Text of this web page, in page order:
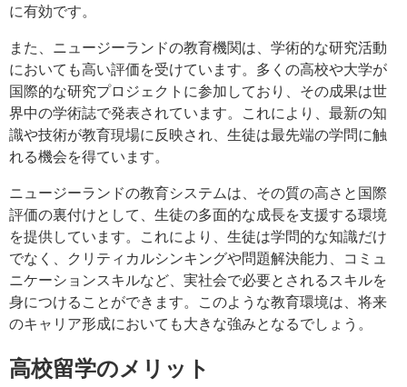
に有効です。
また、ニュージーランドの教育機関は、学術的な研究活動
においても高い評価を受けています。多くの高校や大学が
国際的な研究プロジェクトに参加しており、その成果は世
界中の学術誌で発表されています。これにより、最新の知
識や技術が教育現場に反映され、生徒は最先端の学問に触
れる機会を得ています。
ニュージーランドの教育システムは、その質の高さと国際
評価の裏付けとして、生徒の多面的な成長を支援する環境
を提供しています。これにより、生徒は学問的な知識だけ
でなく、クリティカルシンキングや問題解決能力、コミュ
ニケーションスキルなど、実社会で必要とされるスキルを
身につけることができます。このような教育環境は、将来
のキャリア形成においても大きな強みとなるでしょう。
高校留学のメリット